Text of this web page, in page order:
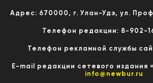
Адрес: 670000, г. Улан-Удэ, ул.
Телефон редакции: 8-902-
Телефон рекламной службы
E-mail редакции сетевого издания
info@newbur.ru